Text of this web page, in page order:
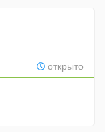
открыто